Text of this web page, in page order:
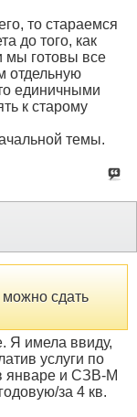
то стараемся
до того, как
мы готовы все
отдельную
единичными
к старому
темы.
можно сдать
Я имела ввиду,
услуги по
январе и СЗВ-М
за 4 кв.